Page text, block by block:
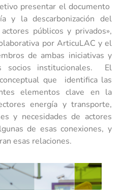
presentar el documento
y la descarbonización del
públicos y privados»,
por ArticuLAC y el
de ambas iniciativas y
socios institucionales. El
que identifica las
elementos clave en la
energía y transporte,
y necesidades de actores
de esas conexiones, y
esas relaciones.